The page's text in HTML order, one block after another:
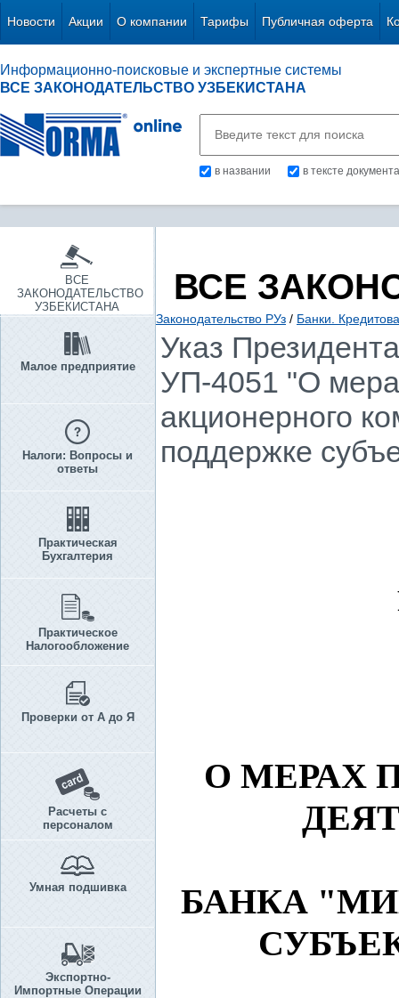
Новости Акции О компании Тарифы Публичная оферта
Информационно-поисковые и экспертные системы
ВСЕ ЗАКОНОДАТЕЛЬСТВО УЗБЕКИСТАНА
в названии в тексте документа
ВСЕ
ЗАКОНОДАТЕЛЬСТВО
УЗБЕКИСТАНА
Малое предприятие
Налоги: Вопросы и
ответы
Практическая
Бухгалтерия
Практическое
Налогообложение
Проверки от А до Я
Расчеты с
персоналом
Умная подшивка
Экспортно-
Импортные Операции
ВСЕ
Законодательство РУз / Банки.
Указ
УП-4051 "О
акционерного
поддержке
О МЕРАХ
БАНКА